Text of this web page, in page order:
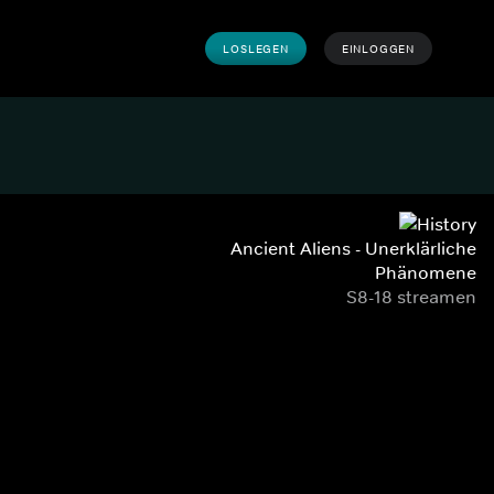
LOSLEGEN EINLOGGEN
Ancient Aliens - Unerklärliche
Phänomene
S8-18 streamen